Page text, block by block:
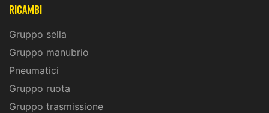
ricambi
Gruppo sella
Gruppo manubrio
Pneumatici
Gruppo ruota
Gruppo trasmissione